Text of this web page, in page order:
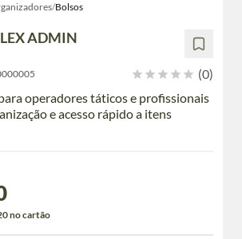
/Bolsos
ADMIN
(0)
operadores táticos e profissionais
e acesso rápido a itens
no cartão